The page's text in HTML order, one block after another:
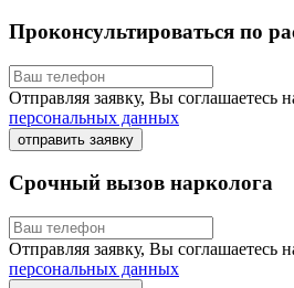
Проконсультироваться по
Отправляя заявку, Вы соглашаетесь
персональных данных
отправить заявку
Срочный вызов нарколога
Отправляя заявку, Вы соглашаетесь
персональных данных